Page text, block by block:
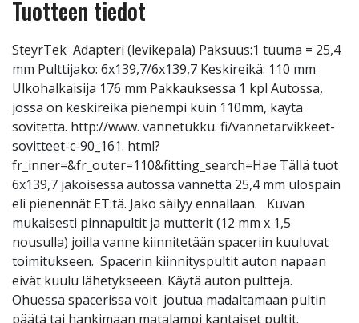
Tuotteen tiedot
SteyrTek Adapteri (levikepala) Paksuus:1 tuuma = 25,4
mm Pulttijako: 6x139,7/6x139,7 Keskireikä: 110 mm
Ulkohalkaisija 176 mm Pakkauksessa 1 kpl Autossa,
jossa on keskireikä pienempi kuin 110mm, käytä
sovitetta. http://www. vannetukku. fi/vannetarvikkeet-
sovitteet-c-90_161. html?
fr_inner=&fr_outer=110&fitting_search=Hae Tällä tuot
6x139,7 jakoisessa autossa vannetta 25,4 mm ulospäin
eli pienennät ET:tä. Jako säilyy ennallaan. Kuvan
mukaisesti pinnapultit ja mutterit (12 mm x 1,5
nousulla) joilla vanne kiinnitetään spaceriin kuuluvat
toimitukseen. Spacerin kiinnityspultit auton napaan
eivät kuulu lähetykseeen. Käytä auton pultteja.
Ohuessa spacerissa voit joutua madaltamaan pultin
päätä tai hankimaan matalampi kantaiset pultit.